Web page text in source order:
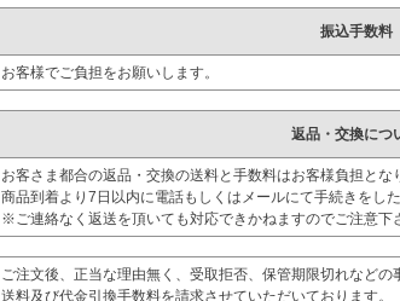
振込手数料
お客様でご負担をお願いします。
返品・交換につ
お客さま都合の返品・交換の送料と手数料はお客様負担とな
商品到着より7日以内に電話もしくはメールにて手続きをし
※ご連絡なく返送を頂いても対応できかねますのでご注意下
ご注文後、正当な理由無く、受取拒否、保管期限切れなど
送料及び代金引換手数料を請求させていただいております。